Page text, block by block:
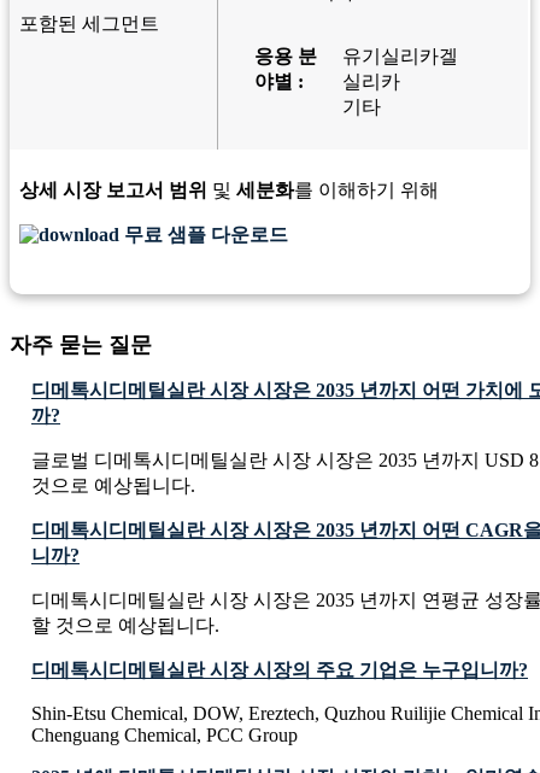
포함된 세그먼트
응용 분
야별 :
유기실리카겔
실리카
기타
상세 시장 보고서 범위 및 세분화를 이해하기 위해
무료 샘플 다운로드
자주 묻는 질문
디메톡시디메틸실란 시장 시장은 2035 년까지 어떤 가치에
까?
글로벌 디메톡시디메틸실란 시장 시장은 2035 년까지 USD
것으로 예상됩니다.
디메톡시디메틸실란 시장 시장은 2035 년까지 어떤 CAGR
니까?
디메톡시디메틸실란 시장 시장은 2035 년까지 연평균 성장
할 것으로 예상됩니다.
디메톡시디메틸실란 시장 시장의 주요 기업은 누구입니까?
Shin-Etsu Chemical, DOW, Ereztech, Quzhou Ruilijie Chemical
Chenguang Chemical, PCC Group